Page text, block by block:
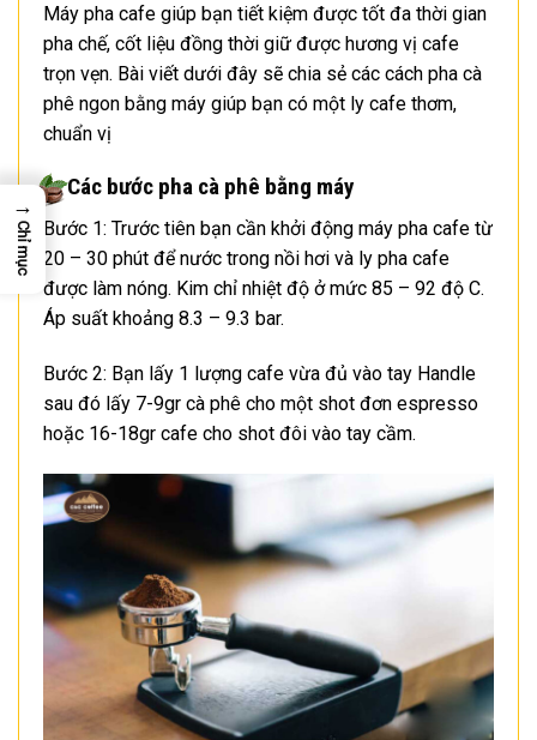
Máy pha cafe giúp bạn tiết kiệm được tốt đa thời gian
pha chế, cốt liệu đồng thời giữ được hương vị cafe
trọn vẹn. Bài viết dưới đây sẽ chia sẻ các cách pha cà
phê ngon bằng máy giúp bạn có một ly cafe thơm,
chuẩn vị
Các bước pha cà phê bằng máy
Bước 1: Trước tiên bạn cần khởi động máy pha cafe từ
20 – 30 phút để nước trong nồi hơi và ly pha cafe
được làm nóng. Kim chỉ nhiệt độ ở mức 85 – 92 độ C.
Áp suất khoảng 8.3 – 9.3 bar.
Bước 2: Bạn lấy 1 lượng cafe vừa đủ vào tay Handle
sau đó lấy 7-9gr cà phê cho một shot đơn espresso
hoặc 16-18gr cafe cho shot đôi vào tay cầm.
→
Chỉ mục